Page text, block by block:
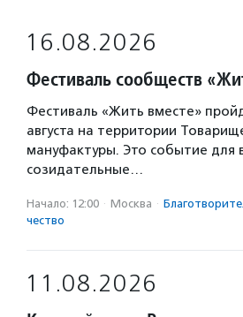
16.08.2026
Фестиваль сообществ
Фестиваль «Жить вместе»
августа на территории
мануфактуры. Это событие для
созидательные…
Начало: 12:00 · Москва ·
чест­во
11.08.2026